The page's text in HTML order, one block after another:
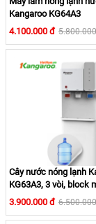
4. Tiết
Công tắc vòi
vận hành theo
Kangaroo KG64A3
4.100.000 đ
Cây nước nóng lạnh
KG63A3, 3 vòi, block
3.900.000 đ